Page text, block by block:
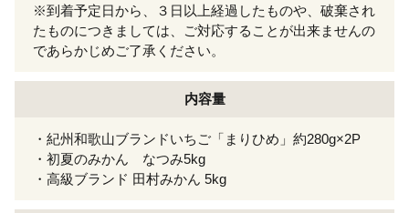
※到着予定日から、３日以上経過したものや、破棄され
たものにつきましては、ご対応することが出来ませんの
であらかじめご了承ください。
内容量
・紀州和歌山ブランドいちご「まりひめ」約280g×2P
・初夏のみかん なつみ5kg
・高級ブランド 田村みかん 5kg